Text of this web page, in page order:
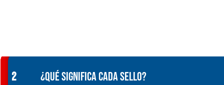
2 ¿QUÉ SIGNIFICA CADA SELLO?